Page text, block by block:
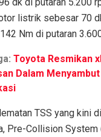
listrik sebesar 70
Nm di putaran
Toyota Resmikan
Dalam Menyambut
TSS yang kini
Pre-Collision System